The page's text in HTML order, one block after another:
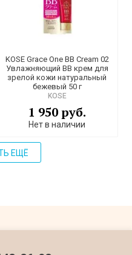
KOSE Grace One BB Cream 02
Увлажняющий BB крем для
зрелой кожи натуральный
бежевый 50 г
KOSE
1 950 руб.
Нет в наличии
ЕЩЁ